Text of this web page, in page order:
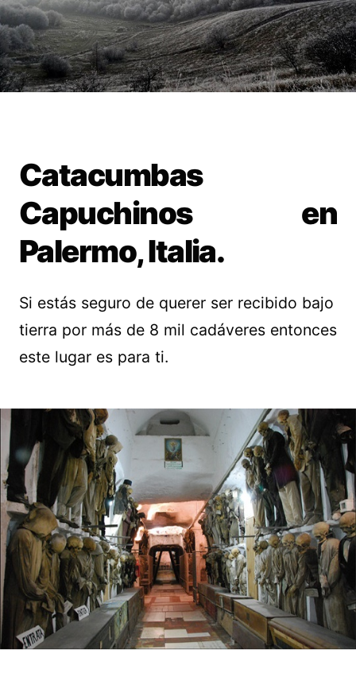
Catacumbas
Capuchinos en
Palermo, Italia.
Si estás seguro de querer ser recibido bajo
tierra por más de 8 mil cadáveres entonces
este lugar es para ti.